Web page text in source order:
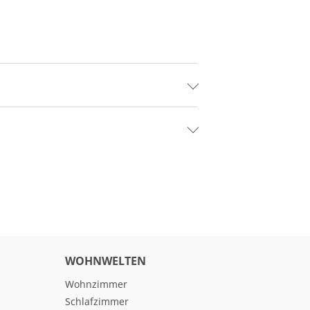
WOHNWELTEN
Wohnzimmer
Schlafzimmer